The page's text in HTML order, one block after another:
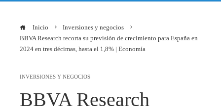
Inicio
Inversiones y negocios
BBVA Research recorta su previsión de crecimiento para España en
2024 en tres décimas, hasta el 1,8% | Economía
INVERSIONES Y NEGOCIOS
BBVA Research